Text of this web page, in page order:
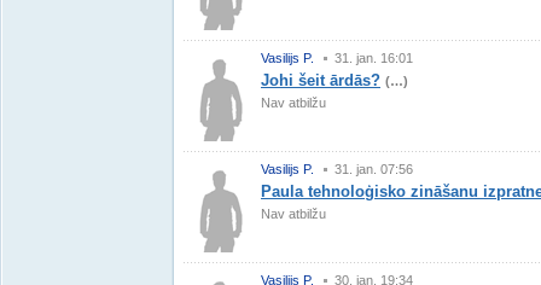
Vasilijs P. 31. jan. 16:01
Johi šeit ārdās? (…)
Nav atbilžu
Vasilijs P. 31. jan. 07:56
Paula tehnoloģisko zināšanu
Nav atbilžu
Vasilijs P. 30. jan. 19:34